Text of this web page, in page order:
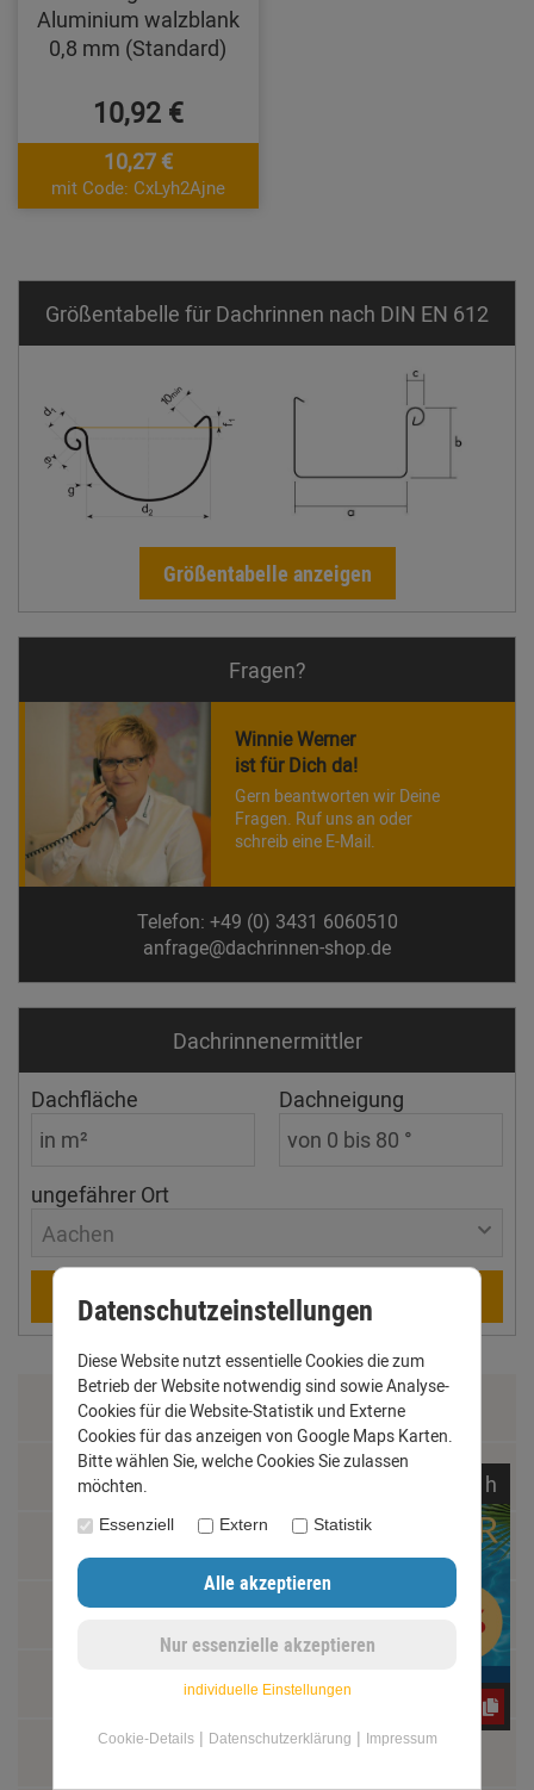
Aluminium walzblank
0,8 mm (Standard)
10,92 €
10,27 €
mit Code: CxLyh2Ajne
Größentabelle für Dachrinnen nach DIN EN 612
Größentabelle anzeigen
Fragen?
Winnie Werner
ist für Dich da!
Gern beantworten wir Deine
Fragen. Ruf uns an oder
schreib eine E-Mail.
Telefon: +49 (0) 3431 6060510
anfrage@dachrinnen-shop.de
Dachrinnen­ermittler
Dachfläche Dachneigung
ungefährer Ort
Aachen
Berechnen
Zahlung & Versand
Datenschutz
Impressum
Kontakt
Widerrufsrecht
h
Datenschutzeinstellungen
Diese Website nutzt essentielle Cookies die zum
Betrieb der Website notwendig sind sowie Analyse-
Cookies für die Website-Statistik und Externe
Cookies für das anzeigen von Google Maps Karten.
Bitte wählen Sie, welche Cookies Sie zulassen
möchten.
Essenziell Extern Statistik
individuelle Einstellungen
Cookie-Details| Datenschutzerklärung | Impressum